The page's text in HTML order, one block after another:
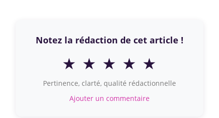
Notez la rédaction de cet article !
★ ★ ★ ★ ★
Pertinence, clarté, qualité rédactionnelle
Ajouter un commentaire